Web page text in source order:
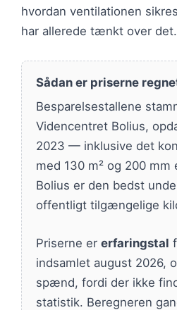
hvordan ventilationen
har allerede tænkt over det.
Sådan er priserne
Besparelsestallene
Videncentret Bolius,
2023 — inklusive det
med 130 m² og 200 mm
Bolius er den bedst
offentligt tilgængelige
Priserne er erfaringstal
indsamlet august 2026,
spænd, fordi der ikke
statistik. Beregneren